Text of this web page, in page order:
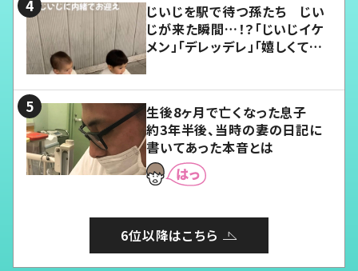
じいじを駅で待つ孫たち じい
じが来た瞬間…！？「じいじイケ
メン」「デレッデレ」「嬉しくて可
生後8ヶ月で亡くなった息子
約3年半後、当時の妻の日記に
書いてあった本音とは
6位以降はこちら